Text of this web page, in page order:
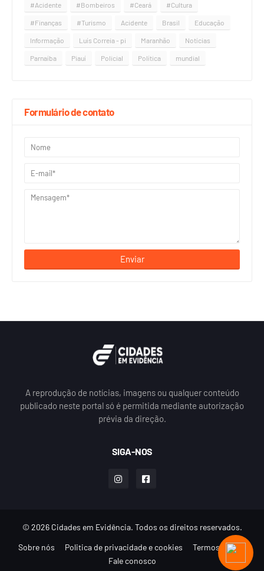
#Acidente #Bombeiros #Ceará #Cultura
#Finanças #Turismo Acidente Brasil Educação
Informação Luís Correia - pi Maranhão Notícias
Parnaíba Piauí Policial Política mundial
Formulário de contato
A reprodução de notícias, imagens ou qualquer conteúdo
publicado neste portal só é permitida mediante autorização
prévia da direção.
SIGA-NOS
© 2026 Cidades em Evidência. Todos os direitos reservados.
Sobre nós
Politica de privacidade e cookies
Termos de uso
Fale conosco